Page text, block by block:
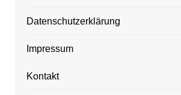
Datenschutzerklärung
Impressum
Kontakt